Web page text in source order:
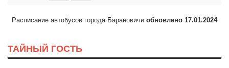
Расписание автобусов города Барановичи обновлено 17.01.2024
ТАЙНЫЙ ГОСТЬ